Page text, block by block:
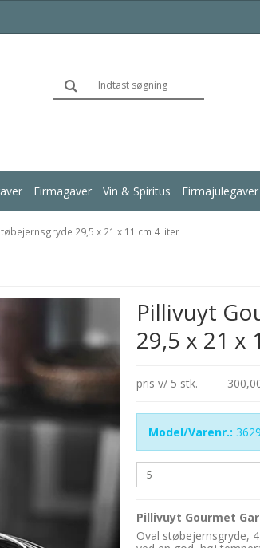
Firmagaver Vin & Spiritus
29,5 x 21 x 11 cm 4 liter
Pillivuyt
29,5 x 21 x
pris v/ 5 stk.
Model/Varenr.:
Pillivuyt Gourmet
Oval støbejernsgryde,